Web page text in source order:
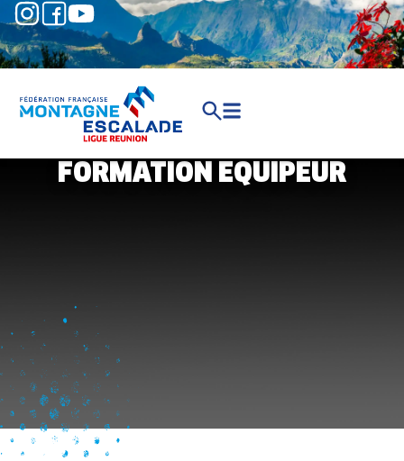
FORMATION EQUIPEUR